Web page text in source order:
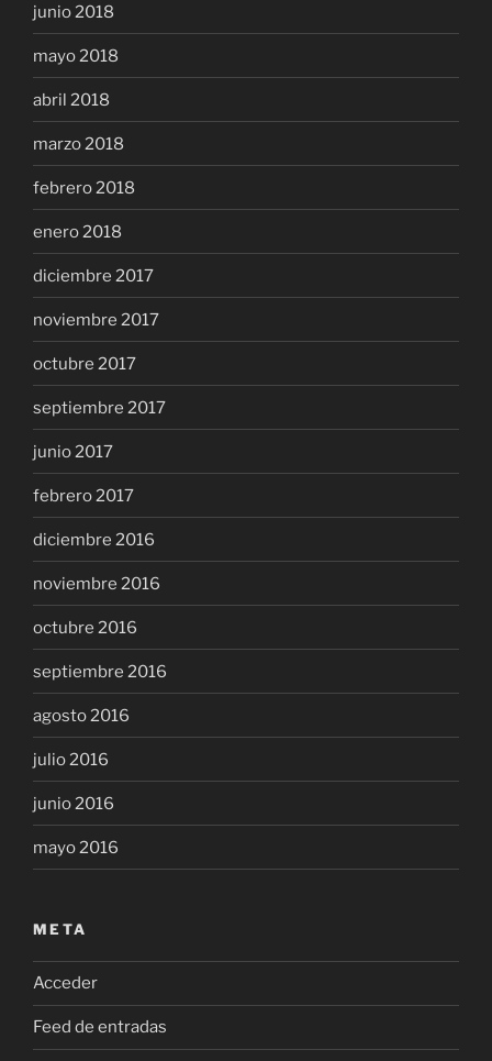
junio 2018
mayo 2018
abril 2018
marzo 2018
febrero 2018
enero 2018
diciembre 2017
noviembre 2017
octubre 2017
septiembre 2017
junio 2017
febrero 2017
diciembre 2016
noviembre 2016
octubre 2016
septiembre 2016
agosto 2016
julio 2016
junio 2016
mayo 2016
META
Acceder
Feed de entradas